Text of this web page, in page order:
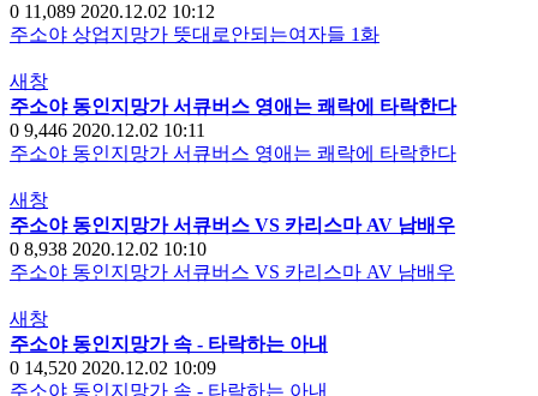
0 11,089 2020.12.02 10:12
주소야 상업지망가 뜻대로안되는여자들 1화
새창
주소야 동인지망가 서큐버스 영애는 쾌락에 타락한다
0 9,446 2020.12.02 10:11
주소야 동인지망가 서큐버스 영애는 쾌락에 타락한다
새창
주소야 동인지망가 서큐버스 VS 카리스마 AV 남배우
0 8,938 2020.12.02 10:10
주소야 동인지망가 서큐버스 VS 카리스마 AV 남배우
새창
주소야 동인지망가 속 - 타락하는 아내
0 14,520 2020.12.02 10:09
주소야 동인지망가 속 - 타락하는 아내